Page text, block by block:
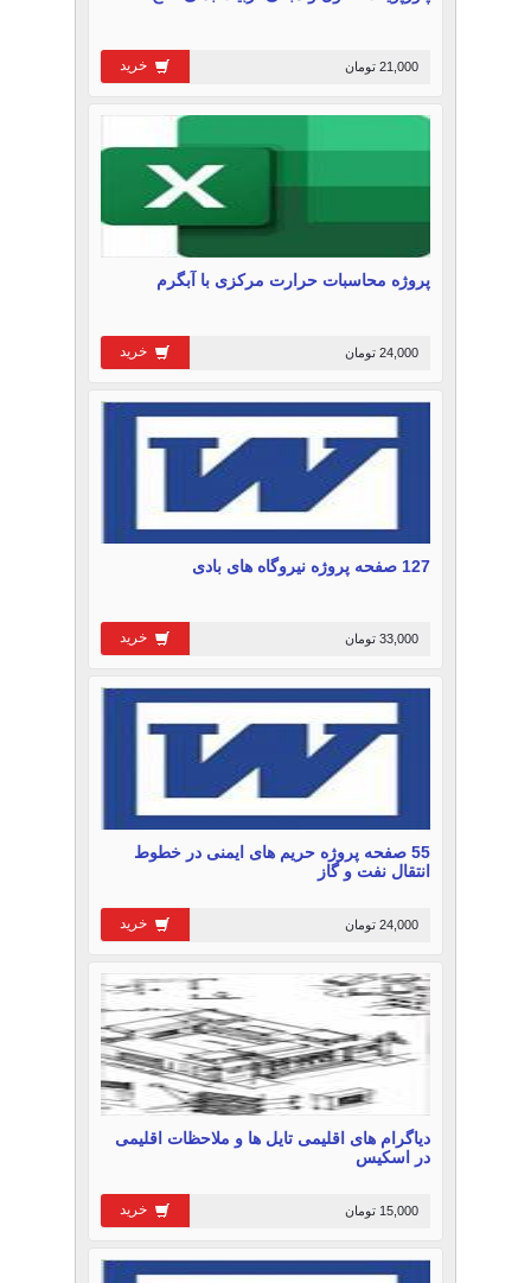
خرید 21,000 تومان
پروژه محاسبات حرارت مرکزی با آبگرم
خرید 24,000 تومان
127 صفحه پروژه نیروگاه های بادی
خرید 33,000 تومان
55 صفحه پروژه حریم های ایمنی در خطوط
انتقال نفت و گاز
خرید 24,000 تومان
دیاگرام های اقلیمی تایل ها و ملاحظات اقلیمی
در اسکیس
خرید 15,000 تومان